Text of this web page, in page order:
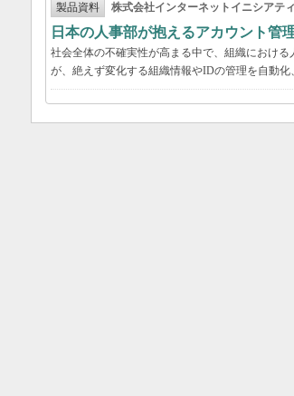
製品資料 株式会社インターネットイニシアテ
日本の人事部が抱えるアカウント
社会全体の不確実性が高まる中で、組織におけ
が、絶えず変化する組織情報やIDの管理を自動